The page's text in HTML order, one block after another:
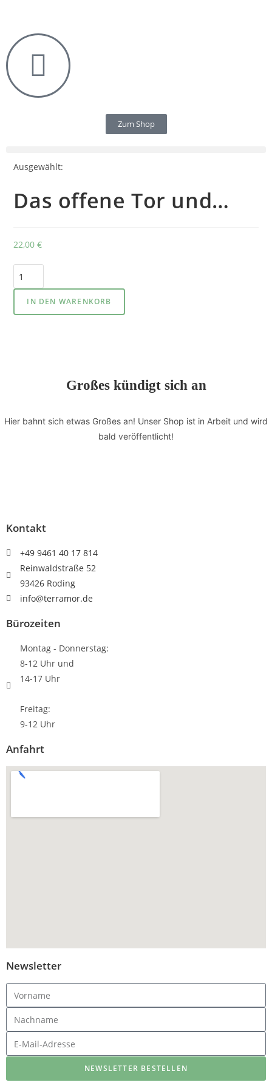
Zum Shop
Ausgewählt:
Das offene Tor und…
22,00€
IN DEN WARENKORB
Großes kündigt sich an
Hier bahnt sich etwas Großes an! Unser Shop ist in Arbeit und wird
bald veröffentlicht!
Kontakt
+49 9461 40 17 814
Reinwaldstraße 52
93426 Roding
info@terramor.de
Bürozeiten
Montag - Donnerstag:
8-12 Uhr und
14-17 Uhr
Freitag:
9-12 Uhr
Anfahrt
Newsletter
NEWSLETTER BESTELLEN